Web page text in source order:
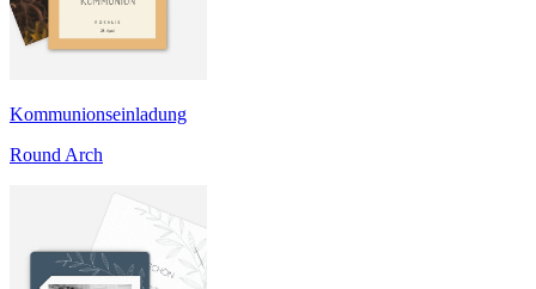
Kommunionseinladung
Round Arch